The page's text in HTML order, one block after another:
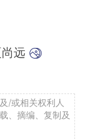
远
/或相关权利人
、摘编、复制及